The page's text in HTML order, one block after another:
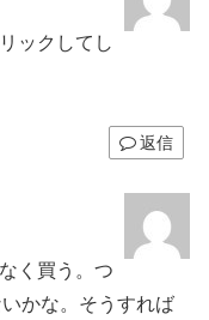
ックしてし
返信
く買う。つ
かな。そうすれば